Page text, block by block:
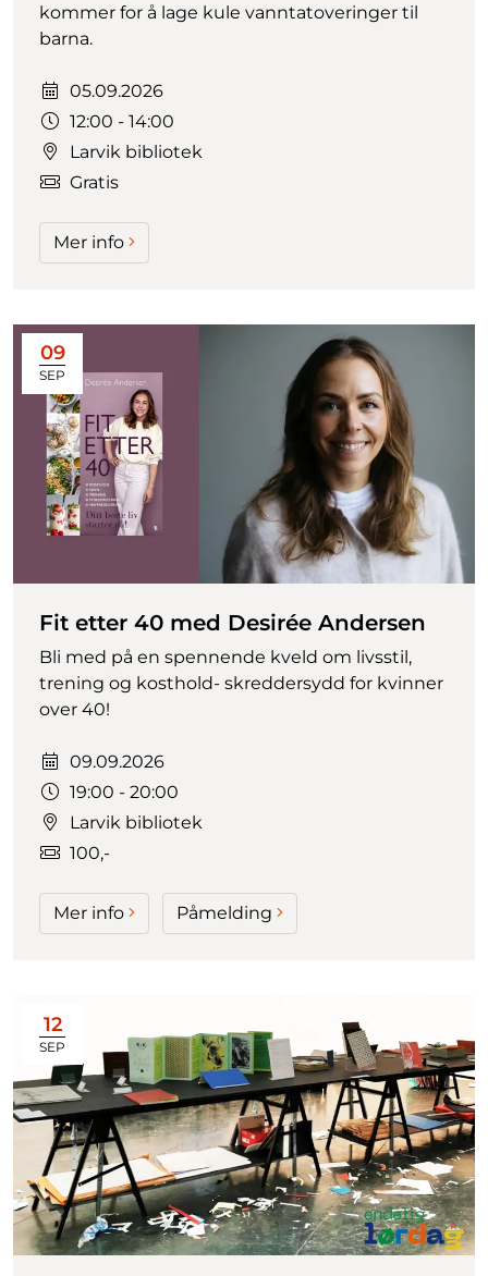
kommer for å lage kule vanntatoveringer til
barna.
Dato:
05.09.2026
Tidspunkt:
12:00 - 14:00
Larvik bibliotek
Gratis
Mer info
Fit etter 40 med Desirée Andersen
Bli med på en spennende kveld om livsstil,
trening og kosthold- skreddersydd for kvinner
over 40!
Dato:
09.09.2026
Tidspunkt:
19:00 - 20:00
Larvik bibliotek
100,-
Mer info Påmelding
09
SEP
12
SEP